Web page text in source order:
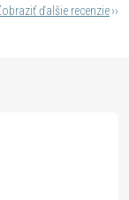
ďalšie recenzie